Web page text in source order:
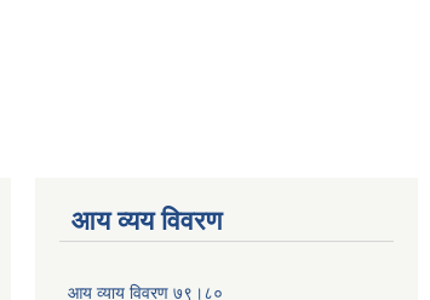
आय व्यय विवरण
आय व्याय विवरण ७९।८०